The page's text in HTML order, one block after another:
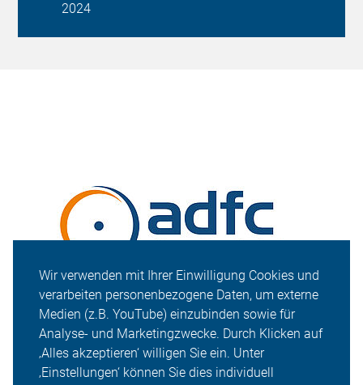
Wir verwenden mit Ihrer Einwilligung Cookies und
verarbeiten personenbezogene Daten, um externe
Medien (z.B. YouTube) einzubinden sowie für
Analyse- und Marketingzwecke. Durch Klicken auf
‚Alles akzeptieren‘ willigen Sie ein. Unter
‚Einstellungen‘ können Sie dies individuell
2024